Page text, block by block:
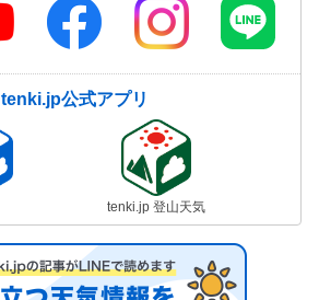
tenki.jp公式アプリ
tenki.jp 登山天気